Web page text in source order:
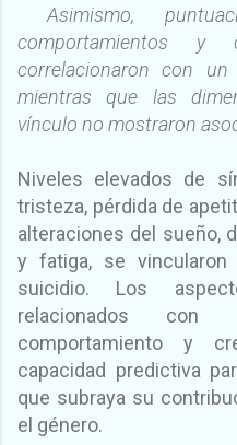
Asimismo,
comportamientos y
correlacionaron con
mientras que las
vínculo no mostraron
Niveles elevados de
tristeza, pérdida de
alteraciones del sueño,
y fatiga, se
suicidio. Los
relacionados con
comportamiento y
capacidad predictiva
que subraya su
el género.